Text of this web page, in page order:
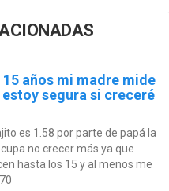
años mi madre mide
segura si creceré
es 1.58 por parte de papá la
no crecer más ya que
hasta los 15 y al menos me